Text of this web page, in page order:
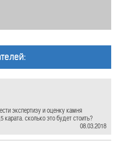
экспертизу и оценку камня
карата. сколько это будет стоить?
08.03.2018